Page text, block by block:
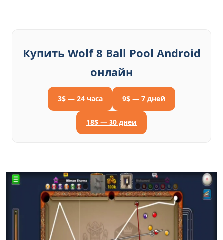
Купить Wolf 8 Ball Pool Android
онлайн
3$ — 24 часа 9$ — 7 дней
18$ — 30 дней